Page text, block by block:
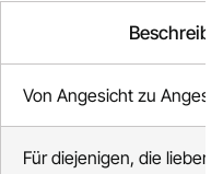
Von Angesicht zu
Für diejenigen, die lieber